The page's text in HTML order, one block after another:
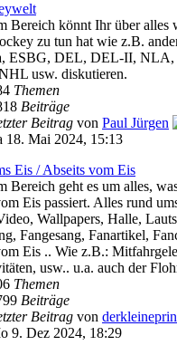
Bereich könnt Ihr über alles
zu tun hat wie z.B.
ESBG, DEL, DEL-II,
usw. diskutieren.
Themen
Beiträge
Beitrag von Paul Jürgen
18. Mai 2024, 15:13
Eis / Abseits vom Eis
Bereich geht es um alles,
Eis passiert. Alles rund
Wallpapers, Halle,
Fangesang, Fanartikel,
Eis .. Wie z.B.:
usw.. u.a. auch der
Themen
Beiträge
Beitrag von
9. Dez 2024, 18:29